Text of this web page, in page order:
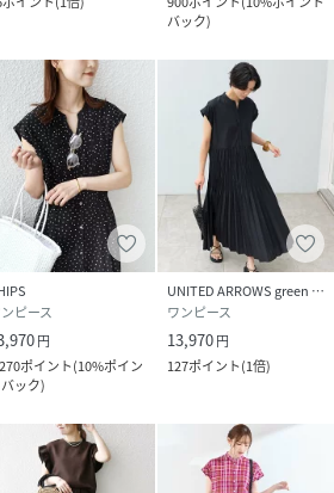
により、他の衣類に色移りする場合
表面が毛羽立ち白っぽくなる場合が
ださい。
、他のものへの色移りや、色泣きす
注意ください。
てください。
アテンションタグを必ずご確認の
ください。
です。
、サイズが若干異なる場合がござい
の詳細画像をご参照ください。
レットのオリジナルレーベル商品で
バック)
ピース
円
ポイント(10%ポイン
バック)
UNITED ARROWS green label relaxing
ワンピース
13,970円
127ポイント(1倍)